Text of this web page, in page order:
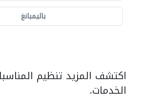
باليمبانغ
اكتشف المزيد تنظيم
الخدمات.